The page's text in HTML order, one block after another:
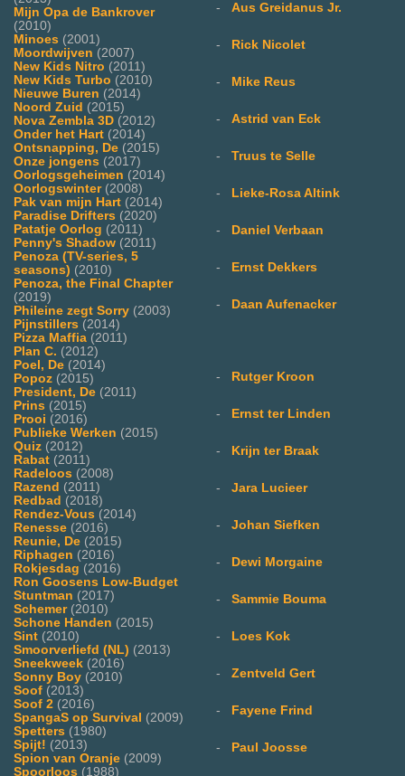
Mijn Opa de Bankrover
(2010)
Minoes (2001)
Moordwijven (2007)
New Kids Nitro (2011)
New Kids Turbo (2010)
Nieuwe Buren (2014)
Noord Zuid (2015)
Nova Zembla 3D (2012)
Onder het Hart (2014)
Ontsnapping, De (2015)
Onze jongens (2017)
Oorlogsgeheimen (2014)
Oorlogswinter(2008)
Pak van mijn Hart (2014)
Paradise Drifters (2020)
Patatje Oorlog (2011)
Penny's Shadow (2011)
Penoza (TV-series, 5
seasons) (2010)
Penoza, the Final Chapter
(2019)
Phileine zegt Sorry (2003)
Pijnstillers (2014)
Pizza Maffia (2011)
Plan C. (2012)
Poel, De (2014)
Popoz (2015)
President, De (2011)
Prins (2015)
Prooi (2016)
Publieke Werken (2015)
Quiz (2012)
Rabat (2011)
Radeloos (2008)
Razend (2011)
Redbad (2018)
Rendez-Vous (2014)
Renesse (2016)
Reunie, De (2015)
Riphagen (2016)
Rokjesdag (2016)
Ron Goosens Low-Budget
Stuntman (2017)
Schemer(2010)
Schone Handen (2015)
Sint (2010)
Smoorverliefd (NL) (2013)
Sneekweek (2016)
Sonny Boy (2010)
Soof (2013)
Soof 2 (2016)
SpangaS op Survival (2009)
Spetters (1980)
Spijt! (2013)
Spion van Oranje (2009)
Spoorloos (1988)
- Aus Greidanus Jr.
- Rick Nicolet
- Mike Reus
- Astrid van Eck
- Truus te Selle
- Lieke-Rosa Altink
- Daniel Verbaan
- Ernst Dekkers
- Daan Aufenacker
- Rutger Kroon
- Ernst ter Linden
- Krijn ter Braak
- Jara Lucieer
- Johan Siefken
- Dewi Morgaine
- Sammie Bouma
- Loes Kok
- Zentveld Gert
- Fayene Frind
- Paul Joosse